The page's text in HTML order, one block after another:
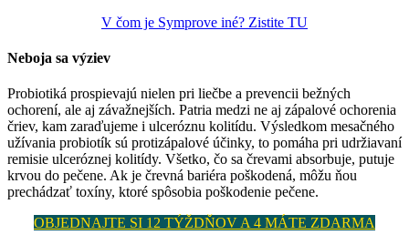
V čom je Symprove iné? Zistite TU
Neboja sa výziev
Probiotiká prospievajú nielen pri liečbe a prevencii bežných
ochorení, ale aj závažnejších. Patria medzi ne aj zápalové ochorenia
čriev, kam zaraďujeme i ulceróznu kolitídu. Výsledkom mesačného
užívania probiotík sú protizápalové účinky, to pomáha pri udržiavaní
remisie ulceróznej kolitídy. Všetko, čo sa črevami absorbuje, putuje
krvou do pečene. Ak je črevná bariéra poškodená, môžu ňou
prechádzať toxíny, ktoré spôsobia poškodenie pečene.
OBJEDNAJTE SI 12 TÝŽDŇOV A 4 MÁTE ZDARMA